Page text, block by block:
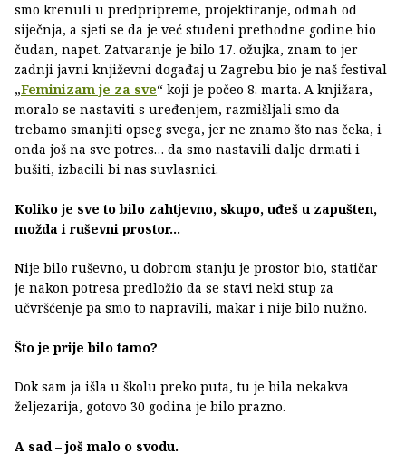
smo krenuli u predpripreme, projektiranje, odmah od
siječnja, a sjeti se da je već studeni prethodne godine bio
čudan, napet. Zatvaranje je bilo 17. ožujka, znam to jer
zadnji javni književni događaj u Zagrebu bio je naš festival
„Feminizam je za sve“ koji je počeo 8. marta. A knjižara,
moralo se nastaviti s uređenjem, razmišljali smo da
trebamo smanjiti opseg svega, jer ne znamo što nas čeka, i
onda još na sve potres… da smo nastavili dalje drmati i
bušiti, izbacili bi nas suvlasnici.
Koliko je sve to bilo zahtjevno, skupo, uđeš u zapušten,
možda i ruševni prostor…
Nije bilo ruševno, u dobrom stanju je prostor bio, statičar
je nakon potresa predložio da se stavi neki stup za
učvršćenje pa smo to napravili, makar i nije bilo nužno.
Što je prije bilo tamo?
Dok sam ja išla u školu preko puta, tu je bila nekakva
željezarija, gotovo 30 godina je bilo prazno.
A sad – još malo o svodu.